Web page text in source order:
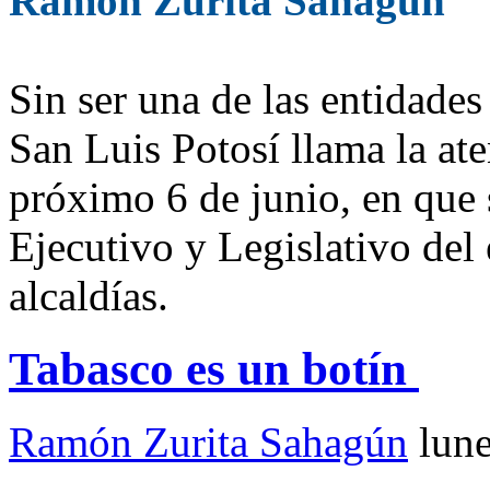
Sin ser una de las
San Luis Potosí llama la
próximo 6 de junio, en que
Ejecutivo y Legislativo del
alcaldías.
Tabasco es un botín
Ramón Zurita Sahagún